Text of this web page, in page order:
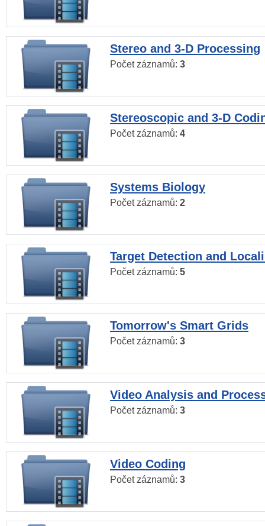
Stereo and 3-D Processing
Počet záznamů: 3
Stereoscopic and 3-D
Počet záznamů: 4
Systems Biology
Počet záznamů: 2
Target Detection and
Počet záznamů: 5
Tomorrow's Smart Grids
Počet záznamů: 3
Video Analysis and
Počet záznamů: 3
Video Coding
Počet záznamů: 3